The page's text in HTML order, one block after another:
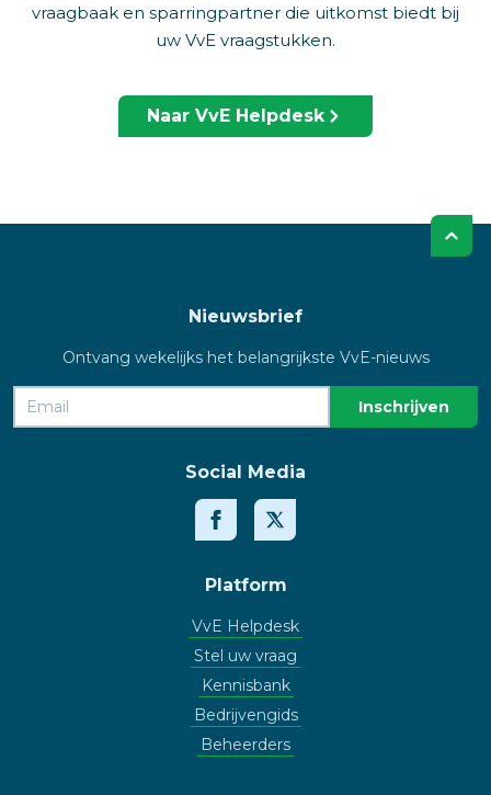
vraagbaak en sparringpartner die uitkomst biedt bij
uw VvE vraagstukken.
Naar VvE Helpdesk
Nieuwsbrief
Ontvang wekelijks het belangrijkste VvE-nieuws
Social Media
Platform
VvE Helpdesk
Stel uw vraag
Kennisbank
Bedrijvengids
Beheerders